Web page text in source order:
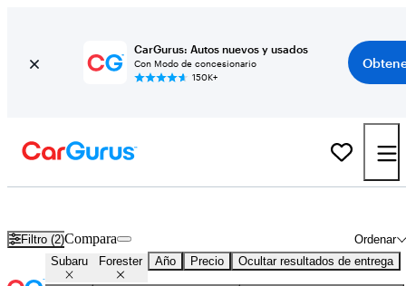
CarGurus: Autos nuevos y usados
Con Modo de concesionario
150K+
Filtro (2) Ordenar
Compara
Subaru Forester Año Precio Ocultar resultados de entrega